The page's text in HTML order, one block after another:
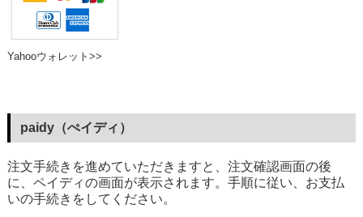
Yahooウォレット>>
paidy（ぺイディ）
注文手続きを進めていただきますと、注文確認画面の後
に、ペイディの画面が表示されます。手順に従い、お支払
いの手続きをしてください。